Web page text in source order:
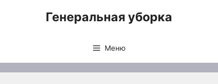
Генеральная уборка
Меню